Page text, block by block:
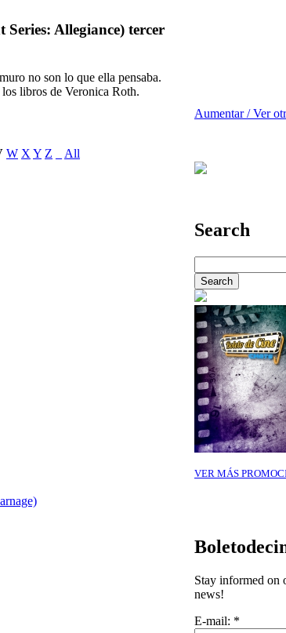
Allegiance) tercer
no son lo que ella pensaba.
los libros de Veronica Roth.
W X Y Z
All
Aumentar / Ver
Search
VER MÁS
Stay informed on
news!
E-mail: *